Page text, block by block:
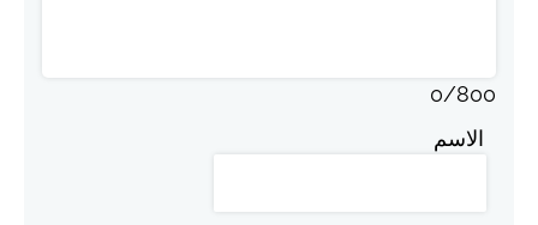
0/800
الاسم